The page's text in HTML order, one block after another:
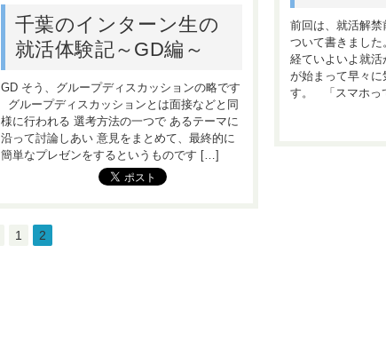
千葉のインターン生の
就活体験記～GD編～
GD そう、グループディスカッションの略です
グループディスカッションとは面接などと同
様に行われる 選考方法の一つで あるテーマに
沿って討論しあい 意見をまとめて、最終的に
簡単なプレゼンをするというものです […]
前回は、就活解禁
ついて書きまし
経ていよいよ就
が始まって早々に
す。 「スマホっ
1 2